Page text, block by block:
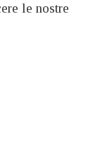
le nostre